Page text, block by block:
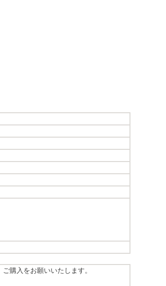
購入をお願いいたします。